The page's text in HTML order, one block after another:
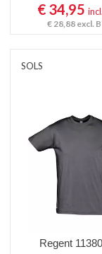
€ 34,95
€ 28,88 excl.
SOLS
Regent